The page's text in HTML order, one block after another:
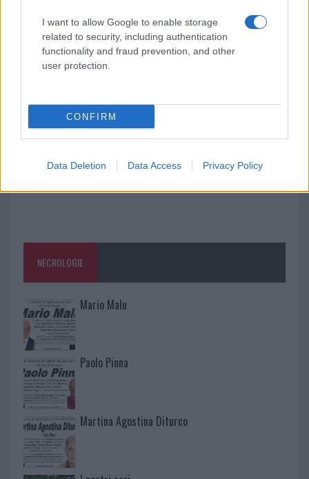
I want to allow Google to enable storage
related to security, including authentication
functionality and fraud prevention, and other
user protection.
CONFIRM
Data Deletion Data Access Privacy Policy
Costa Smeralda
Porto Rotondo ospita la grande sfida della vela
NECROLOGIE
Mario Malu
Paolo Pinna
Martina Agostina Diturco